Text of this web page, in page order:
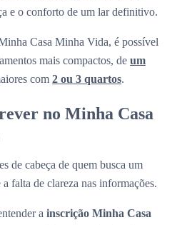
e o conforto de um lar definitivo.
Casa Minha Vida, é possível
mais compactos, de um
com 2 ou 3 quartos.
no Minha Casa
de cabeça de quem busca um
falta de clareza nas informações.
a inscrição Minha Casa